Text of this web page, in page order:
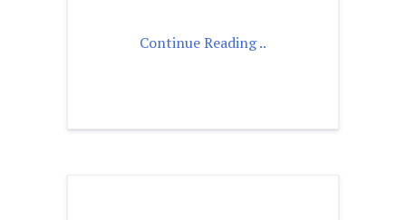
Continue Reading ..